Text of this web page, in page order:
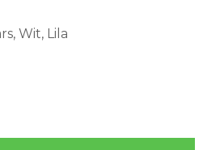
Wit, Lila